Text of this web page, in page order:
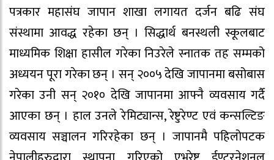
पत्रकार महासंघ जापान शाखा लगायत दर्जन बढि संघ
संस्थामा आवद्ध रहेका छन् । सिद्धार्थ बनस्थली स्कूलबाट
माध्यमिक शिक्षा हासील गरेका निउरेले स्नातक तह सम्मको
अध्ययन पूरा गरेका छन् । सन् २००५ देखि जापानमा बसोबास
गरेका उनी सन् २०१० देखि जापानमा आफ्नै व्यवसाय गर्दै
आएका छन् । हाल उनले रेमिट्यान्स, रेष्टुरेण्ट एवं कन्सल्टिङ
व्यवसाय सञ्चालन गरिरहेका छन् । जापानमै पहिलोपटक